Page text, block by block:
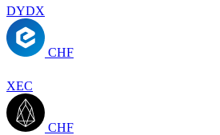
DYDX
CHF
XEC
CHF